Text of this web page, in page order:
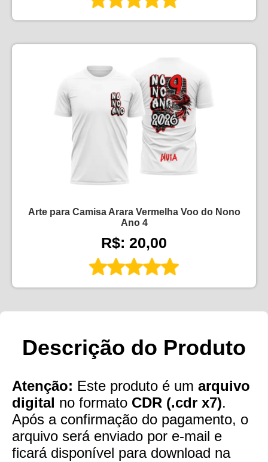
Arte para Camisa Arara Vermelha Voo do Nono
Ano 4
R$: 20,00
Descrição do Produto
Atenção: Este produto é um arquivo
digital no formato CDR (.cdr x7).
Após a confirmação do pagamento, o
arquivo será enviado por e-mail e
ficará disponível para download na